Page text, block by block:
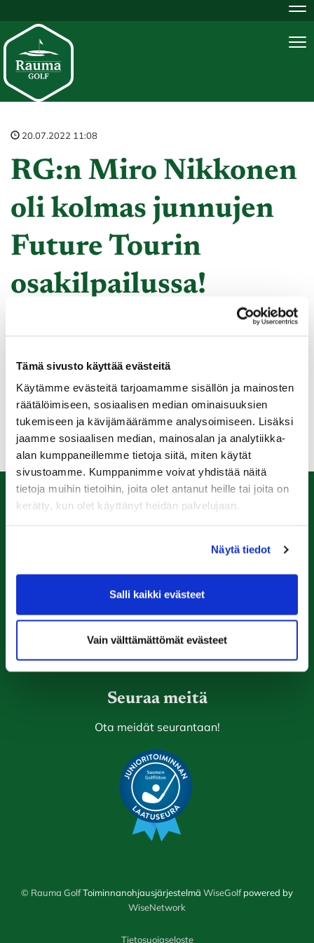
Tämä sivusto käyttää evästeitä
Käytämme evästeitä tarjoamamme sisällön ja mainosten
räätälöimiseen, sosiaalisen median ominaisuuksien
tukemiseen ja kävijämäärämme analysoimiseen. Lisäksi
jaamme sosiaalisen median, mainosalan ja analytiikka-
alan kumppaneillemme tietoja siitä, miten käytät
sivustoamme. Kumppanimme voivat yhdistää näitä
tietoja muihin tietoihin, joita olet antanut heille tai joita on
kerätty, kun olet käyttänyt heidän palvelujaan.
Näytä tiedot
Salli kaikki evästeet
Vain välttämättömät evästeet
20.07.2022 11:08
RG:n Miro Nikkonen
oli kolmas junnujen
Future Tourin
osakilpailussa!
Tiistaina 19.7. pelattiin Loimijoella junioreiden Future
sarjassa. Onnittelut Mirolle hienosta suorituksesta! Jimi
Dunder osallistui pojat challenge sarjaan ja tällä
kerralla sijoitus oli 31. Tsemppiä kaikille junnuille
loppukauden kisoihin!
Caddiemaster
caddiemaster@raumagolf.fi
Rauma Golf
Ala-Pomppustentie 20
Seuraa meitä
Ota meidät seurantaan!
© Rauma GolfToiminnanohjausjärjestelmä WiseGolfpowered by
WiseNetwork
Tietosuojaseloste